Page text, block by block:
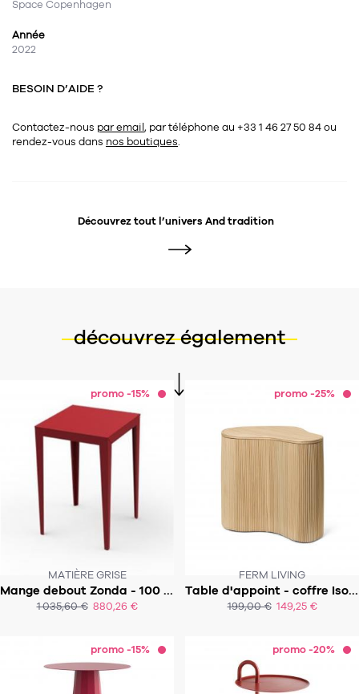
Space Copenhagen
Année
2022
BESOIN D’AIDE ?
Contactez-nous par email, par téléphone au +33 1 46 27 50 84ou
rendez-vous dans nos boutiques.
Découvrez tout l’univers And tradition
découvrez également
promo -15%
MATIÈRE GRISE
Mange debout Zonda - 100 x 100 x h90 cm
1 035,60 € 880,26 €
SOUS 4-5 SEMAINES
ACHAT EXPRESS
promo -25%
FERM LIVING
Table d'appoint - coffre Isola
199,00 € 149,25 €
ACHAT EXPRESS
promo -15% promo -20%